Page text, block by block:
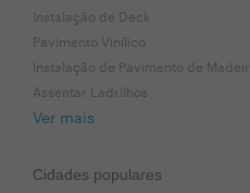
Instalação de Deck
Pavimento Vinílico
Instalação de Pavimento de
Assentar Ladrilhos
Ver mais
Cidades populares